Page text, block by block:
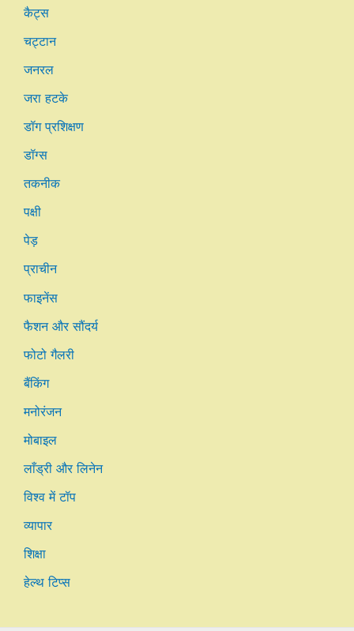
कैट्स
चट्टान
जनरल
जरा हटके
डॉग प्रशिक्षण
डॉग्स
तकनीक
पक्षी
पेड़
प्राचीन
फाइनेंस
फैशन और सौंदर्य
फोटो गैलरी
बैंकिंग
मनोरंजन
मोबाइल
लाँड्री और लिनेन
विश्व में टॉप
व्यापार
शिक्षा
हेल्थ टिप्स